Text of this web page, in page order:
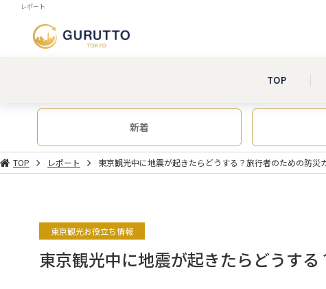
レポート
TOP
新着
TOP レポート 東京観光中に地震が起きたらどうする？旅行者のための防災
東京観光お役立ち情報
東京観光中に地震が起きたらどうす